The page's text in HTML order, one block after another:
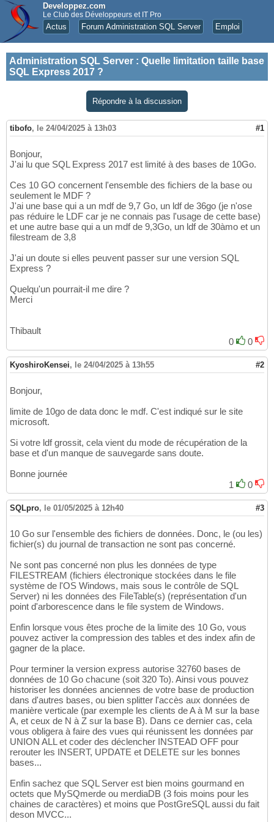
Developpez.com
Le Club des Développeurs et IT Pro
Actus Forum Administration SQL Server Emploi
Administration SQL Server : Quelle limitation taille base
SQL Express 2017 ?
Répondre à la discussion
tibofo, le 24/04/2025 à 13h03 #1
Bonjour,
J'ai lu que SQL Express 2017 est limité à des bases de 10Go.
Ces 10 GO concernent l'ensemble des fichiers de la base ou
seulement le MDF ?
J'ai une base qui a un mdf de 9,7 Go, un ldf de 36go (je n'ose
pas réduire le LDF car je ne connais pas l'usage de cette base)
et une autre base qui a un mdf de 9,3Go, un ldf de 30àmo et un
filestream de 3,8
J'ai un doute si elles peuvent passer sur une version SQL
Express ?
Quelqu'un pourrait-il me dire ?
Merci
Thibault
0
0
KyoshiroKensei, le 24/04/2025 à 13h55 #2
Bonjour,
limite de 10go de data donc le mdf. C'est indiqué sur le site
microsoft.
Si votre ldf grossit, cela vient du mode de récupération de la
base et d'un manque de sauvegarde sans doute.
Bonne journée
1
0
SQLpro, le 01/05/2025 à 12h40 #3
10 Go sur l'ensemble des fichiers de données. Donc, le (ou les)
fichier(s) du journal de transaction ne sont pas concerné.
Ne sont pas concerné non plus les données de type
FILESTREAM (fichiers électronique stockées dans le file
système de l'OS Windows, mais sous le contrôle de SQL
Server) ni les données des FileTable(s) (représentation d'un
point d'arborescence dans le file system de Windows.
Enfin lorsque vous êtes proche de la limite des 10 Go, vous
pouvez activer la compression des tables et des index afin de
gagner de la place.
Pour terminer la version express autorise 32760 bases de
données de 10 Go chacune (soit 320 To). Ainsi vous pouvez
historiser les données anciennes de votre base de production
dans d'autres bases, ou bien splitter l'accès aux données de
manière verticale (par exemple les clients de A à M sur la base
A, et ceux de N à Z sur la base B). Dans ce dernier cas, cela
vous obligera à faire des vues qui réunissent les données par
UNION ALL et coder des déclencher INSTEAD OFF pour
rerouter les INSERT, UPDATE et DELETE sur les bonnes
bases...
Enfin sachez que SQL Server est bien moins gourmand en
octets que MySQmerde ou merdiaDB (3 fois moins pour les
chaines de caractères) et moins que PostGreSQL aussi du fait
deson MVCC...